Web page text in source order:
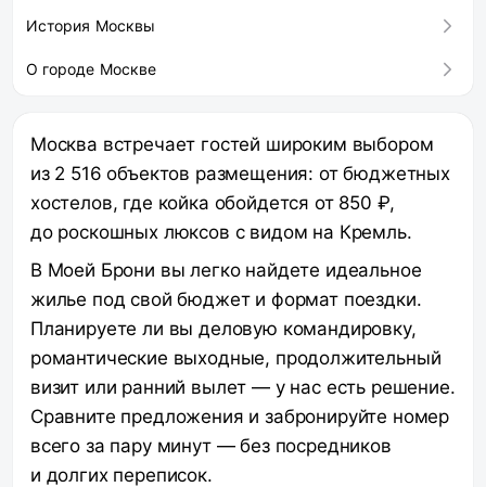
История Москвы
О городе Москве
Москва встречает гостей широким выбором
из 2 516 объектов размещения: от бюджетных
хостелов, где койка обойдется от 850 ₽,
до роскошных люксов с видом на Кремль.
В Моей Брони вы легко найдете идеальное
жилье под свой бюджет и формат поездки.
Планируете ли вы деловую командировку,
романтические выходные, продолжительный
визит или ранний вылет — у нас есть решение.
Сравните предложения и забронируйте номер
всего за пару минут — без посредников
и долгих переписок.